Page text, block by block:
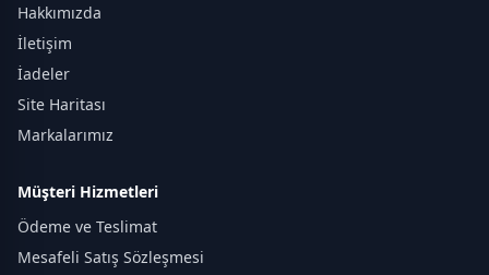
Hakkımızda
İletişim
İadeler
Site Haritası
Markalarımız
Müşteri Hizmetleri
Ödeme ve Teslimat
Mesafeli Satış Sözleşmesi